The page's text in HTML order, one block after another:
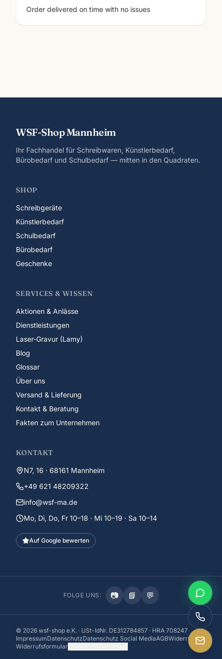
Order delivered on time with no issues
WSF-Shop Mannheim
Ihr Fachhandel für Schreibwaren, Künstlerbedarf,
Bürobedarf und Schulbedarf — mitten in den Quadraten.
SHOP
Schreibgeräte
Künstlerbedarf
Schulbedarf
Bürobedarf
Geschenke
SERVICES & WISSEN
Aktionen & Anlässe
Dienstleistungen
Laser-Gravur (Lamy)
Blog
Glossar
Über uns
Versand & Lieferung
Kontakt & Beratung
Fakten zum Unternehmen
KONTAKT
N7, 16 · 68161 Mannheim
+49 621 48209322
info@wsf-ma.de
Mo, Di, Do, Fr 10–18 · Mi 10–19 · Sa 10–14
Auf Google bewerten
FOLGE UNS: 📷 📘 💬
© 2026 wsf-shop e.K. · USt-IdNr. DE312784857 · HRA 708247
ImpressumDatenschutzDatenschutz Social MediaAGBWiderruf
Widerrufsformular